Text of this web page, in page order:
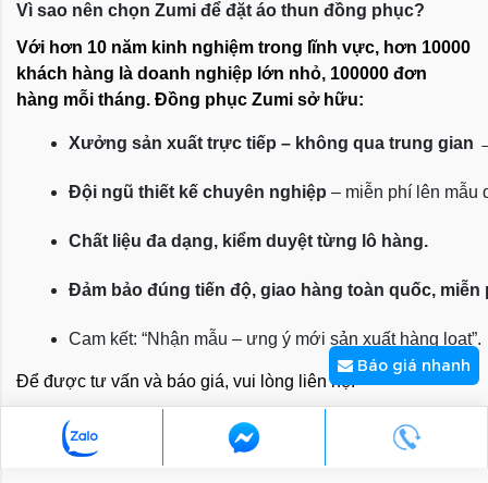
Vì sao nên chọn Zumi để đặt áo thun đồng phục?
Với hơn 10 năm kinh nghiệm trong lĩnh vực, hơn 10000
khách hàng là doanh nghiệp lớn nhỏ, 100000 đơn
hàng mỗi tháng. Đồng phục Zumi sở hữu:
Xưởng sản xuất trực tiếp – không qua trung gian
Đội ngũ thiết kế chuyên nghiệp – miễn phí lên mẫu
Chất liệu đa dạng, kiểm duyệt từng lô hàng.
Đảm bảo đúng tiến độ, giao hàng toàn quốc, miễn
Cam kết: “Nhận mẫu – ưng ý mới sản xuất hàng loạt”.
Để được tư vấn và báo giá, vui lòng liên hệ:
CÔNG TY TNHH TM DV TRƯỜNG VÂN
Hotline: 090 313 2585 - 0777 954 006
Báo giá nhanh